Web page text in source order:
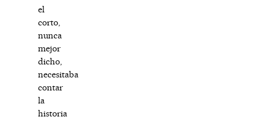
el
corto,
nunca
mejor
dicho,
necesitaba
contar
la
historia